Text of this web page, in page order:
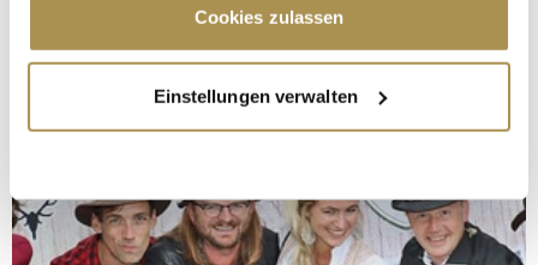
Trigger Symbol ändern oder widerrufen
Informationen über Ihre geografische Lage
erfassen, welche bis auf einige Meter genau sein
bestimmten Merkmalen (Fingerprinting) identifizieren
Erfahren Sie mehr darüber, wie Ihre persönlichen Daten
Cookies zulassen
Einstellungen verwalten